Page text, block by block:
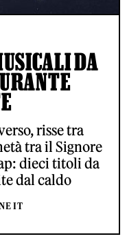
DA
risse tra
tra il Signore
dieci titoli da
dal caldo
IT
DEI DATI E
DI RS
PUBBLICITÀ